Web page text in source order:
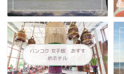
バンコク 女子旅 おすす
めホテル